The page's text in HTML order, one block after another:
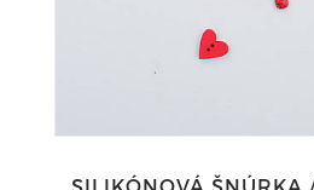
SILIKÓNOVÁ ŠNÚRKA